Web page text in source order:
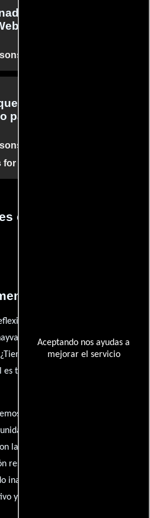
Aceptando nos ayudas a
mejorar el servicio
por Shayvawn
Shayvawn Webster
parte del reparto
Beginners
externos
anécdotas y opiniones
Webster. ¿Qué te ha
alguna anécdota personal
tu película favorita en la que ha
escuchar tus pensamientos.
de admiradores y amantes
la esencia de esta conversación.
respetuosa y constructiva.
inapropiado será eliminado para
y enriquecedor para todos.